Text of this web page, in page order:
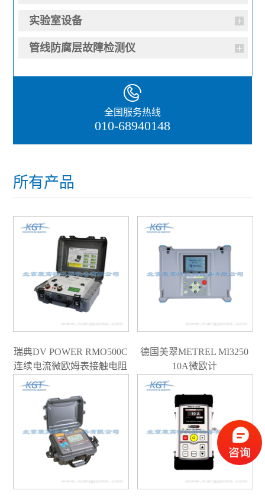
实验室设备
管线防腐层故障检测仪
全国服务热线
010-68940148
所有产品
瑞典DV POWER RMO500C
连续电流微欧姆表接触电阻
德国美翠METREL MI3250
10A微欧计